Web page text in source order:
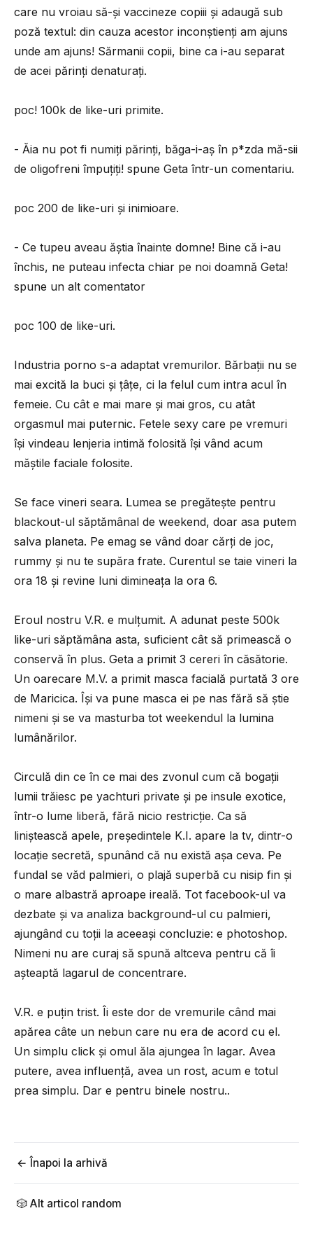
care nu vroiau să-și vaccineze copiii și adaugă sub
poză textul: din cauza acestor inconștienți am ajuns
unde am ajuns! Sărmanii copii, bine ca i-au separat
de acei părinți denaturați.
poc! 100k de like-uri primite.
- Ăia nu pot fi numiți părinți, băga-i-aș în p*zda mă-sii
de oligofreni împuțiți! spune Geta într-un comentariu.
poc 200 de like-uri și inimioare.
- Ce tupeu aveau ăștia înainte domne! Bine că i-au
închis, ne puteau infecta chiar pe noi doamnă Geta!
spune un alt comentator
poc 100 de like-uri.
Industria porno s-a adaptat vremurilor. Bărbații nu se
mai excită la buci și țâțe, ci la felul cum intra acul în
femeie. Cu cât e mai mare și mai gros, cu atât
orgasmul mai puternic. Fetele sexy care pe vremuri
își vindeau lenjeria intimă folosită își vând acum
măștile faciale folosite.
Se face vineri seara. Lumea se pregătește pentru
blackout-ul săptămânal de weekend, doar asa putem
salva planeta. Pe emag se vând doar cărți de joc,
rummy și nu te supăra frate. Curentul se taie vineri la
ora 18 și revine luni dimineața la ora 6.
Eroul nostru V.R. e mulțumit. A adunat peste 500k
like-uri săptămâna asta, suficient cât să primească o
conservă în plus. Geta a primit 3 cereri în căsătorie.
Un oarecare M.V. a primit masca facială purtată 3 ore
de Maricica. Își va pune masca ei pe nas fără să știe
nimeni și se va masturba tot weekendul la lumina
lumânărilor.
Circulă din ce în ce mai des zvonul cum că bogații
lumii trăiesc pe yachturi private și pe insule exotice,
într-o lume liberă, fără nicio restricție. Ca să
liniștească apele, președintele K.I. apare la tv, dintr-o
locație secretă, spunând că nu există așa ceva. Pe
fundal se văd palmieri, o plajă superbă cu nisip fin și
o mare albastră aproape ireală. Tot facebook-ul va
dezbate și va analiza background-ul cu palmieri,
ajungând cu toții la aceeași concluzie: e photoshop.
Nimeni nu are curaj să spună altceva pentru că îi
așteaptă lagarul de concentrare.
V.R. e puțin trist. Îi este dor de vremurile când mai
apărea câte un nebun care nu era de acord cu el.
Un simplu click și omul ăla ajungea în lagar. Avea
putere, avea influență, avea un rost, acum e totul
prea simplu. Dar e pentru binele nostru..
← Înapoi la arhivă
🎲 Alt articol random